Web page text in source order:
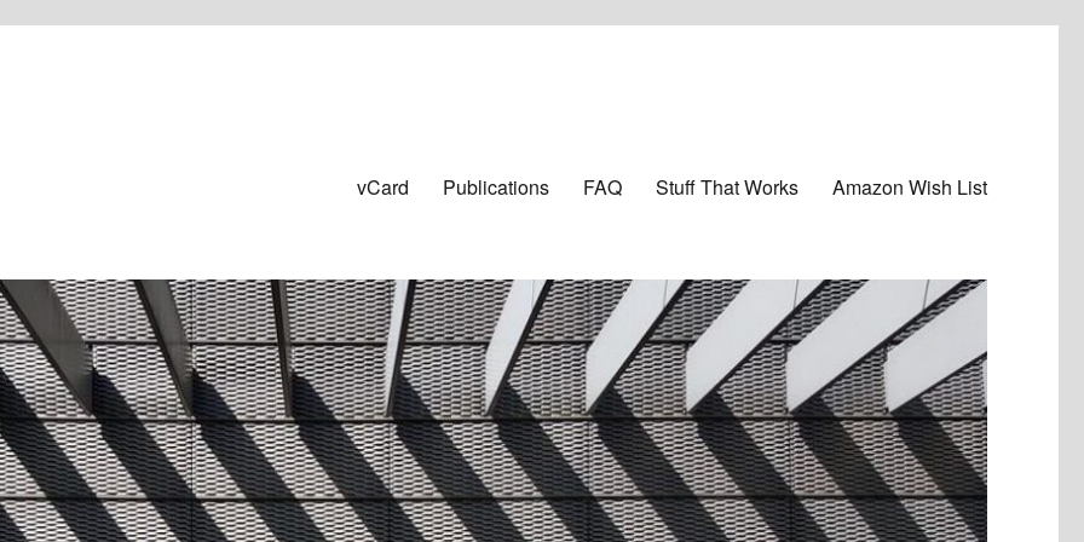
vCard Publications FAQ Stuff That Works Amazon Wish List